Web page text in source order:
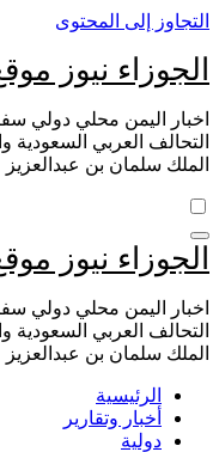
التجاوز إلى المحتوى
الجوزاء نيوز
اخبار اليمن محلي دولي
التحالف العربي
الملك سلمان بن عبدالعزيز
الجوزاء نيوز
اخبار اليمن محلي دولي
التحالف العربي
الملك سلمان بن عبدالعزيز
الرئيسية
أخبار وتقارير
دولية